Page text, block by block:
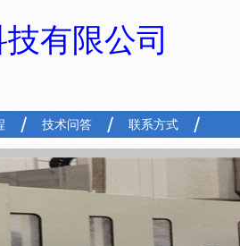
有限公司
技术问答 联系方式